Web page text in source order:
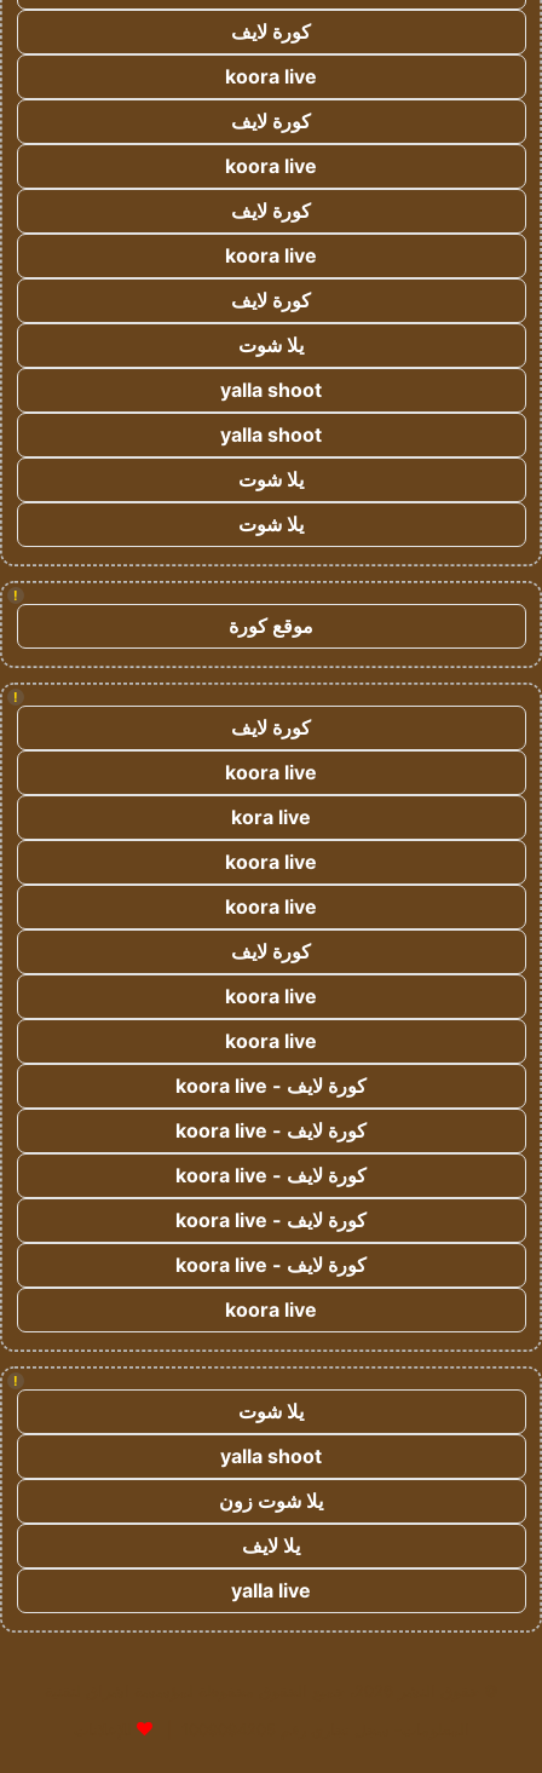
كورة لايف
koora live
كورة لايف
koora live
كورة لايف
koora live
كورة لايف
يلا شوت
yalla shoot
yalla shoot
يلا شوت
يلا شوت
!
موقع كورة
!
كورة لايف
koora live
kora live
koora live
koora live
كورة لايف
koora live
koora live
كورة لايف - koora live
كورة لايف - koora live
كورة لايف - koora live
كورة لايف - koora live
كورة لايف - koora live
koora live
!
يلا شوت
yalla shoot
يلا شوت زون
يلا لايف
yalla live